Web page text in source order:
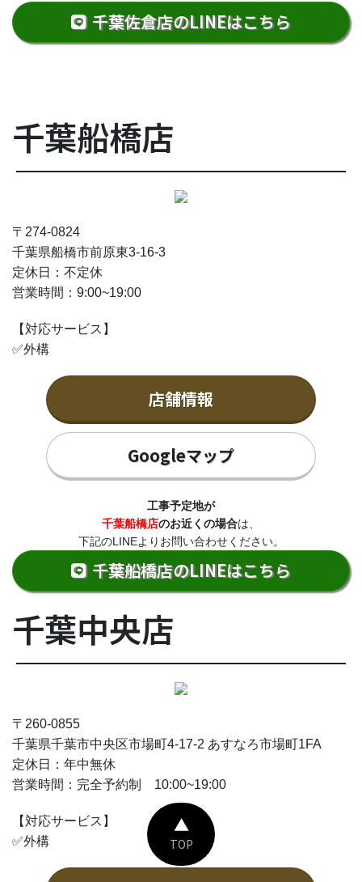
千葉佐倉店のLINEはこちら
千葉船橋店
〒274-0824
千葉県船橋市前原東3-16-3
定休日：不定休
営業時間：9:00~19:00
【対応サービス】
✅外構
店舗情報
Googleマップ
工事予定地が
千葉船橋店のお近くの場合は、
下記のLINEよりお問い合わせください。
千葉船橋店のLINEはこちら
千葉中央店
〒260-0855
千葉県千葉市中央区市場町4-17-2 あすなろ市場町1FA
定休日：年中無休
営業時間：完全予約制 10:00~19:00
【対応サービス】
✅外構
▲
TOP